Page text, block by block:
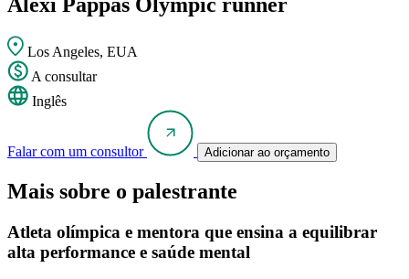
Los Angeles, EUA
A consultar
Inglês
Falar com um consultor Adicionar ao orçamento
Mais sobre o palestrante
Atleta olímpica e mentora que ensina a equilibrar
alta performance e saúde mental